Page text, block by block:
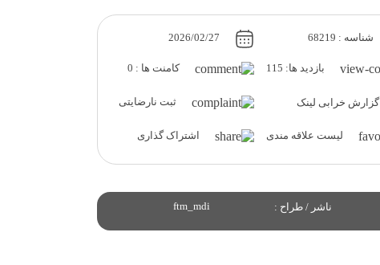
شناسه : 68219
بازدید ها: 115 کامنت ها : 0
گزارش خرابی لینک ثبت نارضایتی
لیست علاقه مندی اشتراک گذاری
ناشر / طراح : ftm_mdi